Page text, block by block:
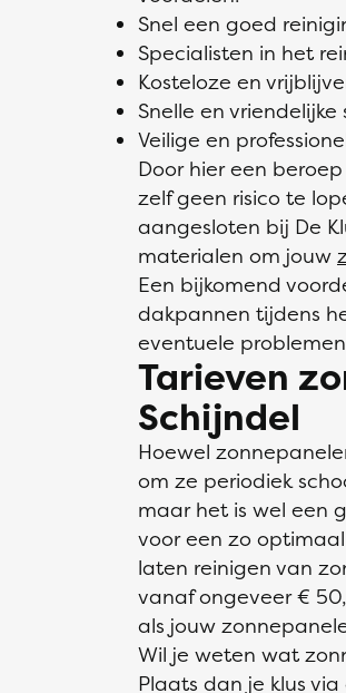
Snel een goed
Specialisten in het
Kosteloze en
Snelle en vriendelijke
Veilige en
Door hier een
zelf geen risico te
aangesloten bij De
materialen om jouw
Een bijkomend
dakpannen tijdens
eventuele
Tarieven
Schijndel
Hoewel
om ze periodiek
maar het is wel een
voor een zo
laten reinigen van
vanaf ongeveer €
als jouw
Wil je weten wat
Plaats dan je klus